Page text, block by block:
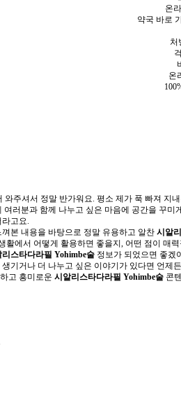
온
약국 바로
처
온
와주셔서 정말 반가워요. 평소 제가 푹 빠져 지
여러분과 함께 나누고 싶은 마음에 공간을 꾸
고요.
본 내용을 바탕으로 정말 유용하고 알찬 시알
활에서 어떻게 활용하면 좋을지, 어떤 점이 매
리스타다라필 Yohimbe술정보가 되었으면 좋겠
기거나 더 나누고 싶은 이야기가 있다면 언
고 흥미로운 시알리스타다라필 Yohimbe술콘